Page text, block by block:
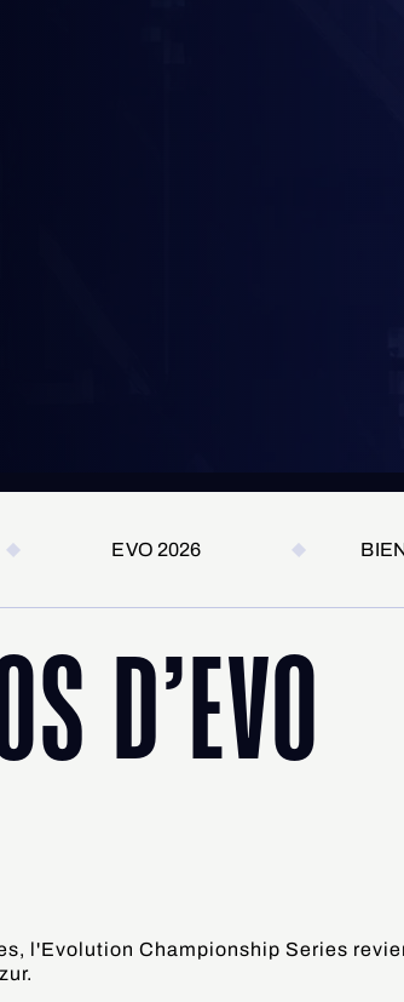
EVO 2026
D’EVO
l'Evolution Championship Series